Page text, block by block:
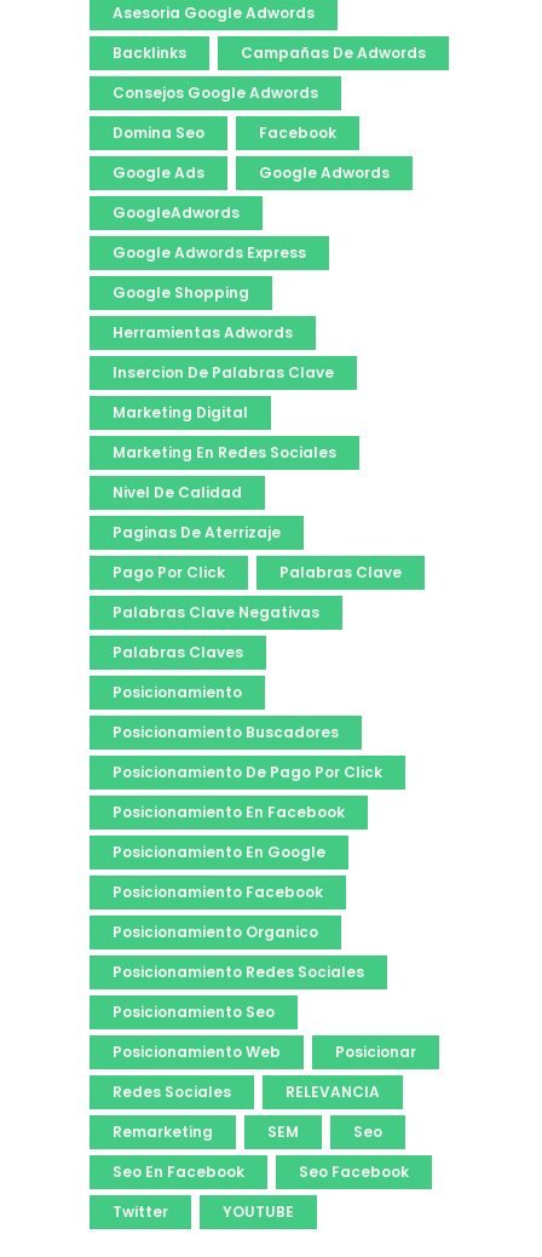
Asesoria Google Adwords
Backlinks
Campañas De Adwords
Consejos Google Adwords
Domina Seo
Facebook
Google Ads
Google Adwords
GoogleAdwords
Google Adwords Express
Google Shopping
Herramientas Adwords
Insercion De Palabras Clave
Marketing Digital
Marketing En Redes Sociales
Nivel De Calidad
Paginas De Aterrizaje
Pago Por Click
Palabras Clave
Palabras Clave Negativas
Palabras Claves
Posicionamiento
Posicionamiento Buscadores
Posicionamiento De Pago Por Click
Posicionamiento En Facebook
Posicionamiento En Google
Posicionamiento Facebook
Posicionamiento Organico
Posicionamiento Redes Sociales
Posicionamiento Seo
Posicionamiento Web
Posicionar
Redes Sociales
RELEVANCIA
Remarketing
SEM
Seo
Seo En Facebook
Seo Facebook
Twitter
YOUTUBE